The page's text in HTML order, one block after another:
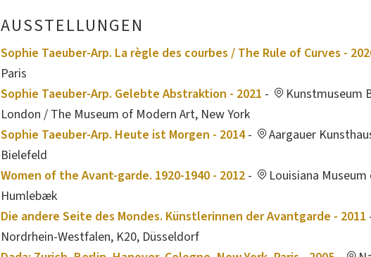
AUSSTELLUNGEN
Sophie Taeuber-Arp. La règle des courbes / The Rule of Curves -
Paris
Sophie Taeuber-Arp. Gelebte Abstraktion - 2021 -
Kunstmuseum
London / The Museum of Modern Art, New York
Sophie Taeuber-Arp. Heute ist Morgen - 2014-
Aargauer
Bielefeld
Women of the Avant-garde. 1920-1940 - 2012 -
Louisiana
Humlebæk
Die andere Seite des Mondes. Künstlerinnen der Avantgarde - 2011
Nordrhein-Westfalen, K20, Düsseldorf